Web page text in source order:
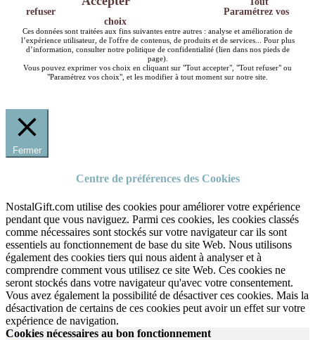
refuser
Paramétrez vos
choix
Ces données sont traitées aux fins suivantes entre autres : analyse et amélioration de
l’expérience utilisateur, de l'offre de contenus, de produits et de services... Pour plus
d’information, consulter notre politique de confidentialité (lien dans nos pieds de
page).
Vous pouvez exprimer vos choix en cliquant sur "Tout accepter", "Tout refuser" ou
"Paramétrez vos choix", et les modifier à tout moment sur notre site.
Fermer
Centre de préférences des Cookies
NostalGift.com utilise des cookies pour améliorer votre expérience
pendant que vous naviguez. Parmi ces cookies, les cookies classés
comme nécessaires sont stockés sur votre navigateur car ils sont
essentiels au fonctionnement de base du site Web. Nous utilisons
également des cookies tiers qui nous aident à analyser et à
comprendre comment vous utilisez ce site Web. Ces cookies ne
seront stockés dans votre navigateur qu'avec votre consentement.
Vous avez également la possibilité de désactiver ces cookies. Mais la
désactivation de certains de ces cookies peut avoir un effet sur votre
expérience de navigation.
Cookies nécessaires au bon fonctionnement